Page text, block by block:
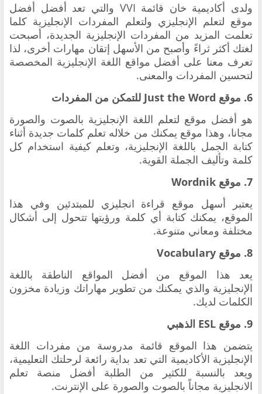
ولدى أكاديمية خان قائمة VVI والتي تعد أفضل أفضل
موقع لتعلم الإنجليزي ولتعلم المفردات الإنجليزية كلما
تعلمت المزيد من المفردات الإنجليزية الجديدة، أصبحت
لغتك أكثر ثراءً وأصبح من الأسهل إتقان مهارات أخرى، لذا
تعرف معنا على أفضل مواقع اللغة الإنجليزية المخصصة
لتحسين المفردات والمعنى.
6. موقع Just the Word للتمكن من المفردات
هو أفضل موقع لتعلم اللغة الإنجليزية بالصوت والصورة
مجانا، وهذا موقع يمكنك من خلاله تعلم كلمات جديدة أثناء
كتابة الجمل باللغة الإنجليزية، وتعلم كيفية استخدام كل
كلمة وتأليف الجملة القوية.
7. موقع Wordnik
يعتبر أسهل موقع قراءة انجليزي للمبتدئين وفي هذا
الموقع، يمكنك كتابة أي كلمة ورؤيتها تتحول إلى أشكال
مختلفة ومعاني متنوعة.
8. موقع Vocabulary
يعد هذا الموقع من أفضل المواقع الناطقة باللغة
الإنجليزية والذي يمكنك من تطوير مهاراتك وزيادة مخزون
الكلمات لديك.
9. موقع ESL الذهبي
يتضمن هذا الموقع قائمة مدروسة من مفردات اللغة
الإنجليزية الأكاديمية التي تعد بداية رائعة لرحلتك التعليمية،
ويعد بالنسبة للكثير من الطلبة أفضل منصة تعلم
الانجليزية مجاناً بالصوت والصورة على الإنترنت.